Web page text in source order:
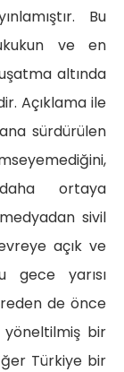
Bu
ve en
altında
Açıklama ile
sürdürülen
ortaya
sivil
açık ve
gece yarısı
de önce
yöneltilmiş bir
Türkiye bir